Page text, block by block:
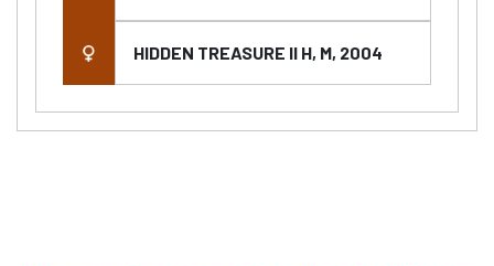
HIDDEN TREASURE II H, M, 2004